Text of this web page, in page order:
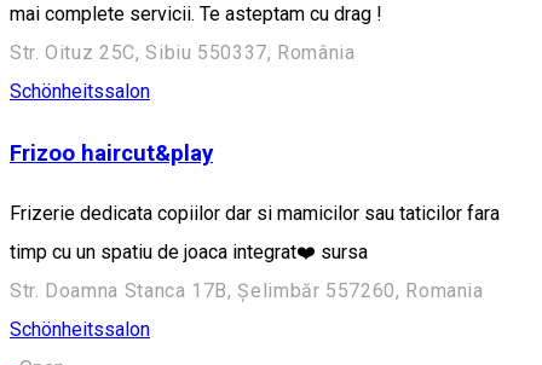
mai complete servicii. Te asteptam cu drag !
Str. Oituz 25C, Sibiu 550337, România
Schönheitssalon
Frizoo haircut&play
Frizerie dedicata copiilor dar si mamicilor sau taticilor fara
timp cu un spatiu de joaca integrat❤️ sursa
Str. Doamna Stanca 17B, Șelimbăr 557260, Romania
Schönheitssalon